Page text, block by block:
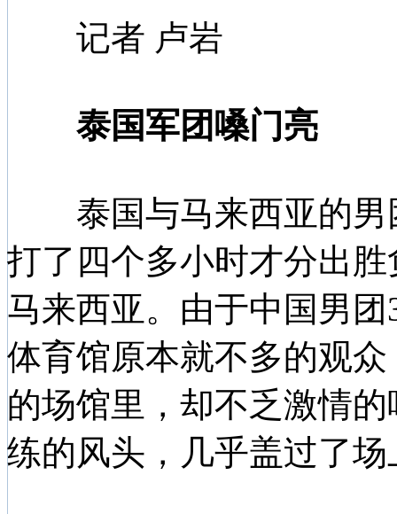
记者 卢岩
泰国军团嗓门亮
泰国与马来西亚的男
打了四个多小时才分出
马来西亚。由于中国男
体育馆原本就不多的观
的场馆里，却不乏激情
练的风头，几乎盖过了